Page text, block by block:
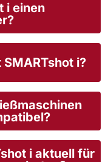
i einen
i?
i aktuell für